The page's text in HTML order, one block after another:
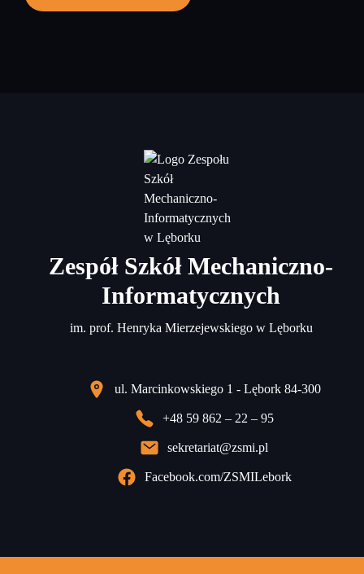
Zespół Szkół Mechaniczno-
Informatycznych
im. prof. Henryka Mierzejewskiego w Lęborku
ul. Marcinkowskiego 1 - Lębork 84-300
+48 59 862 – 22 – 95
sekretariat@zsmi.pl
Facebook.com/ZSMILebork